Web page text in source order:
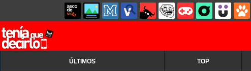
ÚLTIMOS TOP